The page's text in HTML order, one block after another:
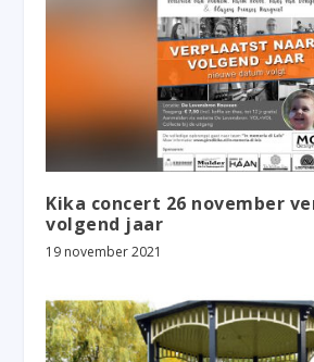
Kika concert 26 november
volgend jaar
19 november 2021